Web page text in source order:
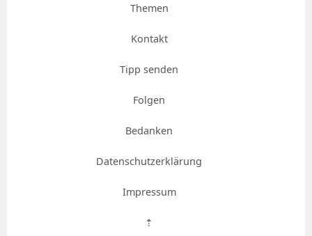
Themen
Kontakt
Tipp senden
Folgen
Bedanken
Datenschutzerklärung
Impressum
⇡